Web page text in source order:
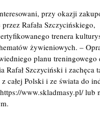
przy okazji
Rafała Szczycińskiego,
trenera
żywieniowych. –
planu treningowego
Rafał Szczyciński i zachęca
całej Polski i ze świata do
www.skladmasy.pl/ lub